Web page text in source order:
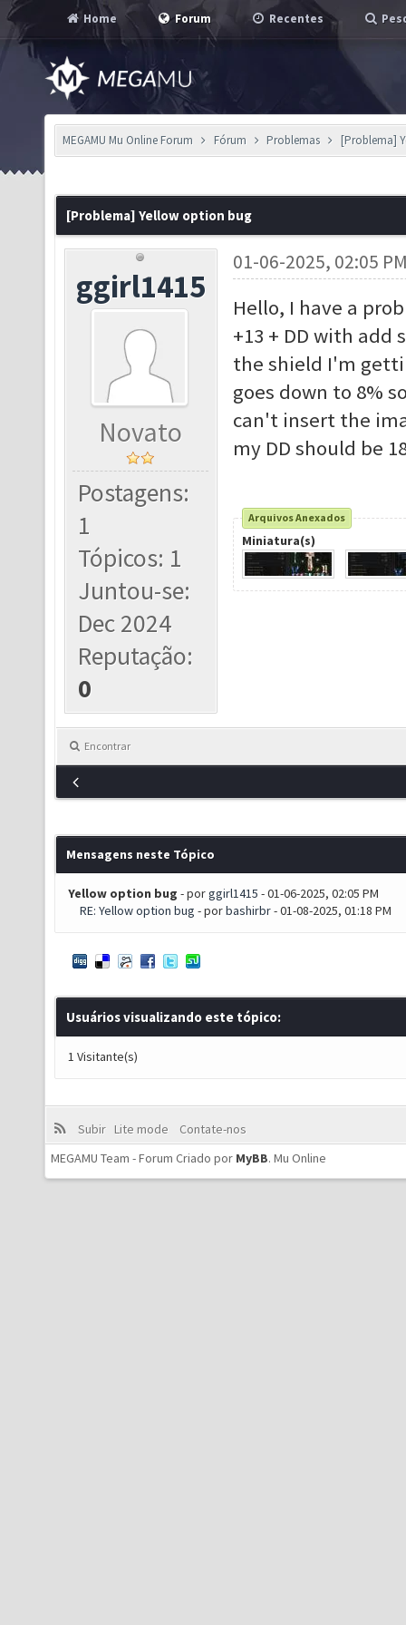
Home Forum Recentes
MEGAMU Mu Online Forum Fórum Problemas [Problema]
[Problema] Yellow option bug
ggirl1415
Novato
Postagens:
1
Tópicos: 1
Juntou-se:
Dec 2024
Reputação:
0
01-06-2025, 02:05
Hello, I have a
+13 + DD with add
the shield I'm
goes down to 8%
can't insert the
my DD should be
Arquivos Anexados
Miniatura(s)
Encontrar
Mensagens neste Tópico
Yellow option bug - porggirl1415 - 01-06-2025, 02:05 PM
RE: Yellow option bug - porbashirbr- 01-08-2025, 01:18 PM
Usuários visualizando este tópico:
1 Visitante(s)
Subir Lite mode
Contate-nos
MEGAMU Team - Forum Criado por MyBB. Mu Online